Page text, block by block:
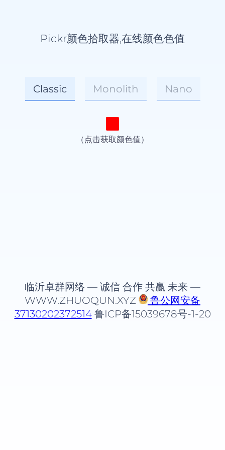
Pickr颜色拾取器,在线颜色色值
Classic Monolith Nano
（点击获取颜色值）
临沂卓群网络 — 诚信 合作 共赢 未来 —
WWW.ZHUOQUN.XYZ
鲁公网安备
37130202372514鲁ICP备15039678号-1-20